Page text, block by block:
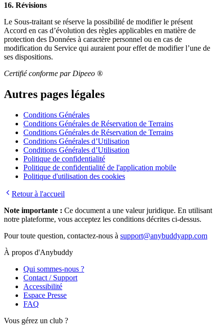
16. Révisions
Le Sous-traitant se réserve la possibilité de modifier le présent
Accord en cas d’évolution des règles applicables en matière de
protection des Données à caractère personnel ou en cas de
modification du Service qui auraient pour effet de modifier l’une de
ses dispositions.
Certifié conforme par Dipeeo ®
Autres pages légales
Conditions Générales
Conditions Générales de Réservation de Terrains
Conditions Générales de Réservation de Terrains
Conditions Générales d’Utilisation
Conditions Générales d’Utilisation
Politique de confidentialité
Politique de confidentialité de l'application mobile
Politique d'utilisation des cookies
Retour à l'accueil
Note importante : Ce document a une valeur juridique. En utilisant
notre plateforme, vous acceptez les conditions décrites ci-dessus.
Pour toute question, contactez-nous à support@anybuddyapp.com
À propos d'Anybuddy
Qui sommes-nous ?
Contact / Support
Accessibilité
Espace Presse
FAQ
Vous gérez un club ?